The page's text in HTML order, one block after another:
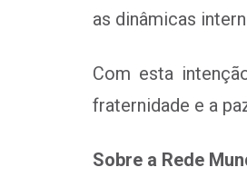
as dinâmicas
Com esta
fraternidade e a
Sobre a Rede